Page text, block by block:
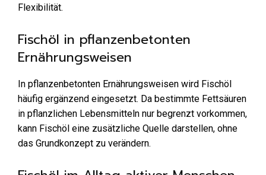
Flexibilität.
Fischöl in pflanzenbetonten
Ernährungsweisen
In pflanzenbetonten Ernährungsweisen wird Fischöl
häufig ergänzend eingesetzt. Da bestimmte Fettsäuren
in pflanzlichen Lebensmitteln nur begrenzt vorkommen,
kann Fischöl eine zusätzliche Quelle darstellen, ohne
das Grundkonzept zu verändern.